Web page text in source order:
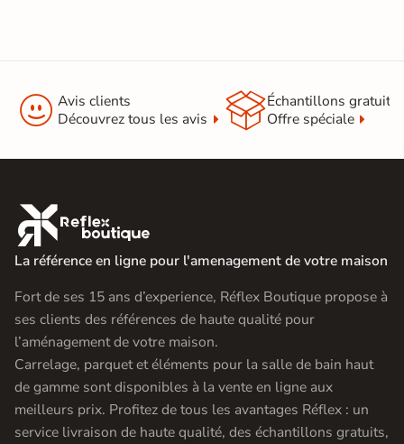
 Avis clients
Découvrez tous les avis
Échantillons gratuit
Offre spéciale

La référence en ligne pour l'amenagement de votre maison
Fort de ses 15 ans d’experience, Réflex Boutique propose à
ses clients des références de haute qualité pour
l’aménagement de votre maison.
Carrelage, parquet et éléments pour la salle de bain haut
de gamme sont disponibles à la vente en ligne aux
meilleurs prix. Profitez de tous les avantages Réflex : un
service livraison de haute qualité, des échantillons gratuits,